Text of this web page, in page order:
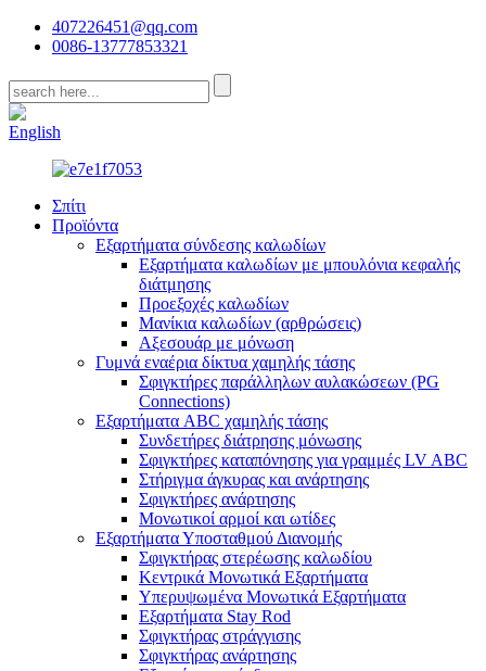
407226451@qq.com
0086-13777853321
English
Σπίτι
Προϊόντα
Εξαρτήματα σύνδεσης καλωδίων
Εξαρτήματα καλωδίων με μπουλόνια κεφαλής
διάτμησης
Προεξοχές καλωδίων
Μανίκια καλωδίων (αρθρώσεις)
Αξεσουάρ με μόνωση
Γυμνά εναέρια δίκτυα χαμηλής τάσης
Σφιγκτήρες παράλληλων αυλακώσεων (PG
Connections)
Εξαρτήματα ABC χαμηλής τάσης
Συνδετήρες διάτρησης μόνωσης
Σφιγκτήρες καταπόνησης για γραμμές LV ABC
Στήριγμα άγκυρας και ανάρτησης
Σφιγκτήρες ανάρτησης
Μονωτικοί αρμοί και ωτίδες
Εξαρτήματα Υποσταθμού Διανομής
Σφιγκτήρας στερέωσης καλωδίου
Κεντρικά Μονωτικά Εξαρτήματα
Υπερυψωμένα Μονωτικά Εξαρτήματα
Εξαρτήματα Stay Rod
Σφιγκτήρας στράγγισης
Σφιγκτήρας ανάρτησης